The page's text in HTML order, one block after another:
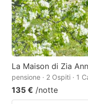
La Maison di Zia
pensione · 2 Ospiti · 1
135 € /notte